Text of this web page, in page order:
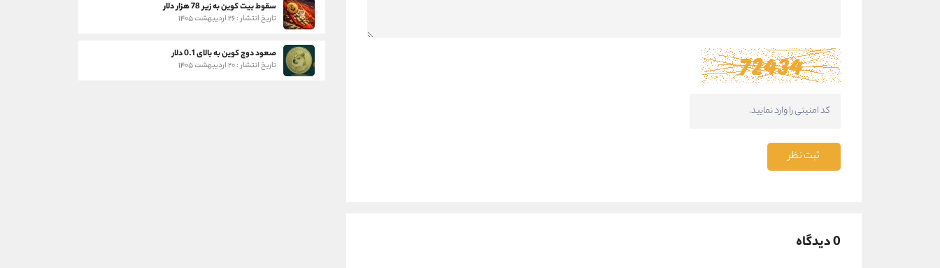
ثبت نظر
0 دیدگاه
سقوط بیت کوین به زیر 78 هزار دلار
تاریخ انتشار : ۲۶ اردیبهشت ۱۴۰۵
صعود دوج کوین به بالای 0.1 دلار
تاریخ انتشار : ۲۰ اردیبهشت ۱۴۰۵